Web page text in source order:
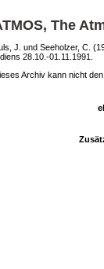
The
J. und Seeholzer, C.
28.10.-01.11.1991.
Archiv kann nicht